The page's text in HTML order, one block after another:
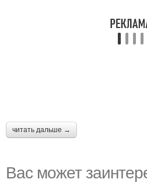
читать дальше →
Вас может